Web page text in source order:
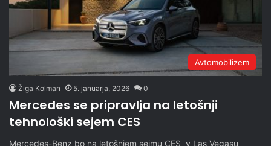
Avtomobilizem
Žiga Kolman 5. januarja, 2026 0
Mercedes se pripravlja na letošnji
tehnološki sejem CES
Mercedes-Benz bo na letošnjem sejmu CES v Las Vegasu